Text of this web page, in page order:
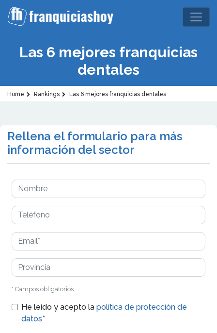
Las 6 mejores franquicias
dentales
Home Rankings Las 6 mejores franquicias dentales
Rellena el formulario para más
información del sector
* Campos obligatorios
He leído y acepto la política de protección de
datos*